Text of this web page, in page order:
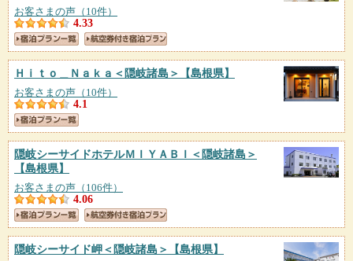
お客さまの声（10件）
4.33
Ｈｉｔｏ＿Ｎａｋａ＜隠岐諸島＞ 【島根県】
お客さまの声（10件）
4.1
隠岐シーサイドホテルＭＩＹＡＢＩ＜隠岐諸島＞
【島根県】
お客さまの声（106件）
4.06
隠岐シーサイド岬＜隠岐諸島＞ 【島根県】